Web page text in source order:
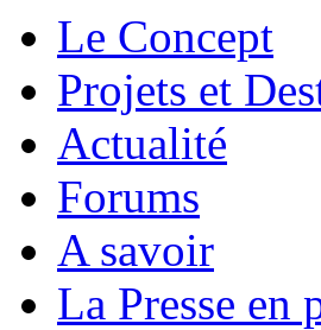
Le Concept
Projets et
Actualité
Forums
A savoir
La Presse en